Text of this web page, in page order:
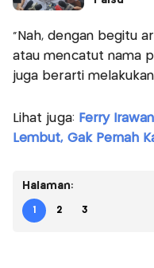
"Nah, dengan begitu
atau mencatut nama
juga berarti
Lihat juga: Ferry
Lembut, Gak Pernah
Halaman:
1 2 3